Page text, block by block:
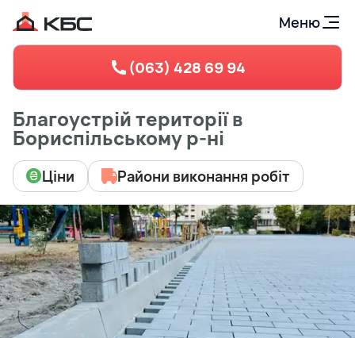
Меню
(063) 428 69 94
Благоустрій території в
Бориспільському р-ні
Ціни Райони виконання робіт